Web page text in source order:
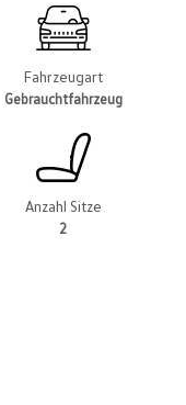
Fahrzeugart
Gebrauchtfahrzeug
Anzahl Sitze
2